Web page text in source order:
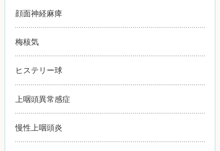
顔面神経麻痺
梅核気
ヒステリー球
上咽頭異常感症
慢性上咽頭炎